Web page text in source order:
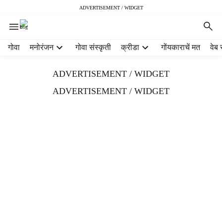
ADVERTISEMENT / WIDGET
गोवा मनोरंजन गोवा संस्कृती क्रीडा गोंयकाराचें मत वेब
ADVERTISEMENT / WIDGET
ADVERTISEMENT / WIDGET